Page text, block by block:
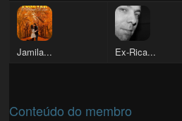
Jamila... Ex-Rica...
Conteúdo do membro